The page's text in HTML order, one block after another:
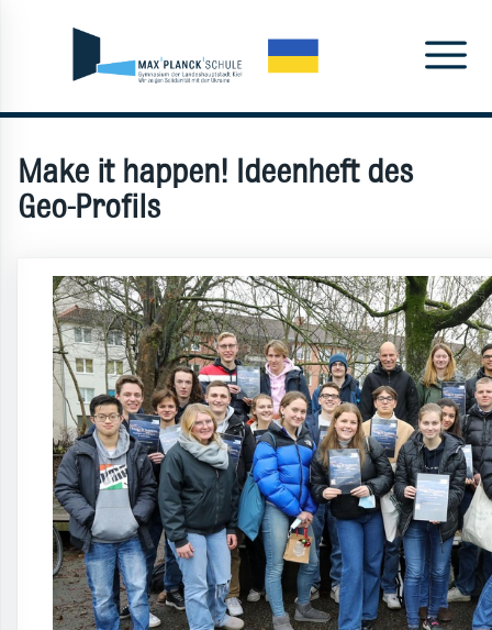
Make it happen! Ideenheft des
Geo-Profils